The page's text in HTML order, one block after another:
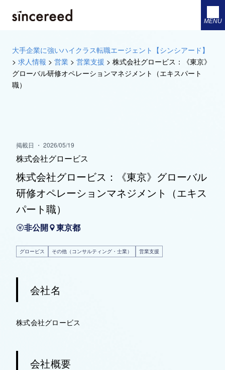
MENU
大手企業に強いハイクラス転職エージェント【シンシアード】
> 求人情報 > 営業 > 営業支援 > 株式会社グロービス：《東京》
グローバル研修オペレーションマネジメント（エキスパート
職）
掲載日 ・ 2026/05/19
株式会社グロービス
株式会社グロービス：《東京》グローバル
研修オペレーションマネジメント（エキス
パート職）
非公開 東京都
グロービス その他（コンサルティング・士業） 営業支援
会社名
株式会社グロービス
会社概要